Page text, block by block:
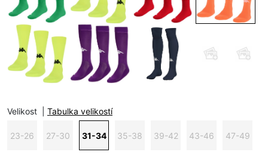
Velikost Tabulka velikostí
23-26 27-30 31-34 35-38 39-42 43-46 47-49